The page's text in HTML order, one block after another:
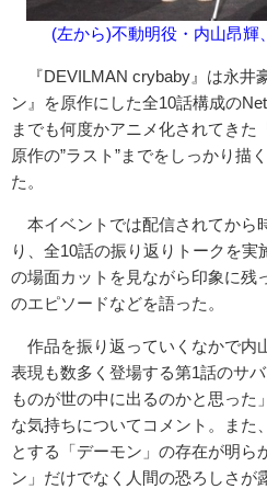
(左から)不動明役・内山昂輝
『DEVILMAN crybaby』は永井
ン』を原作にした全10話構成の
までも何度かアニメ化されてきた
原作の”ラスト”までをしっかり描
た。
本イベントでは配信されてから
り、全10話の振り返りトークを
の場面カットを見ながら印象に残
のエピソードなどを語った。
作品を振り返っていくなかで内
表現も数多く登場する第1話のサ
ものが世の中に出るのかと思った
な気持ちについてコメント。また
とする「デーモン」の存在が明ら
ン」だけでなく人間の恐ろしさが